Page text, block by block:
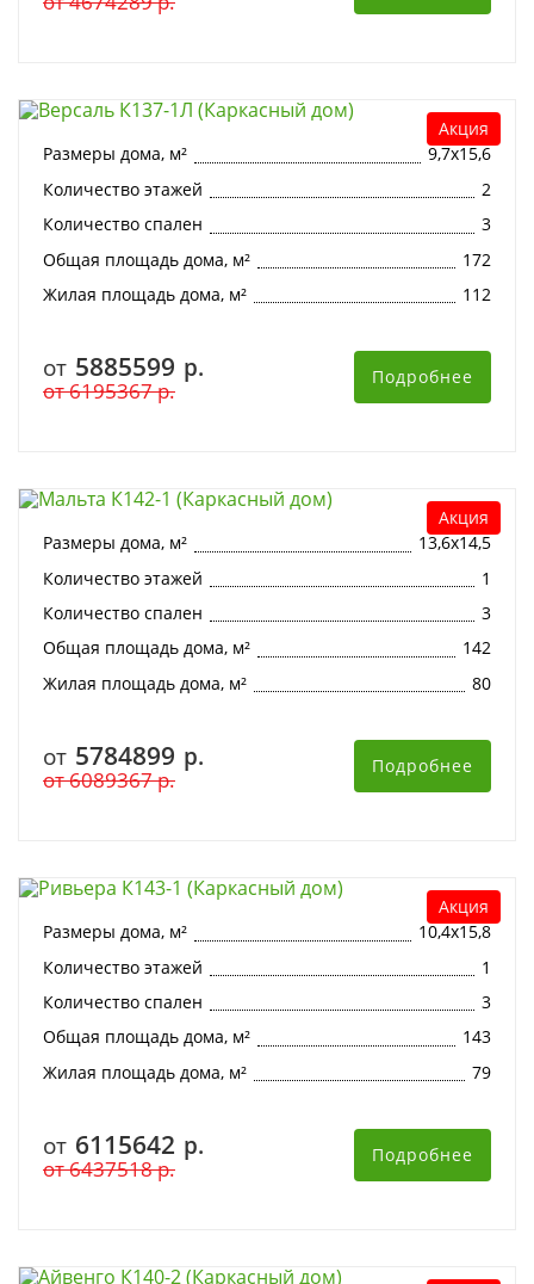
Акция
Размеры дома, м²
9,7х15,6
Количество этажей
2
Количество спален
3
Общая площадь дома, м²
172
Жилая площадь дома, м²
112
от 5885599 р.
от6195367р. Подробнее
Акция
Размеры дома, м²
13,6х14,5
Количество этажей
1
Количество спален
3
Общая площадь дома, м²
142
Жилая площадь дома, м²
80
от 5784899 р.
от6089367р. Подробнее
Акция
Размеры дома, м²
10,4х15,8
Количество этажей
1
Количество спален
3
Общая площадь дома, м²
143
Жилая площадь дома, м²
79
от 6115642 р.
от6437518р. Подробнее